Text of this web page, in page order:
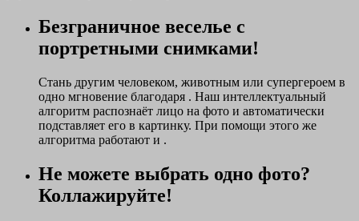
Безграничное веселье с
портретными снимками!
Стань другим человеком, животным или супергероем в
одно мгновение благодаря . Наш интеллектуальный
алгоритм распознаёт лицо на фото и автоматически
подставляет его в картинку. При помощи этого же
алгоритма работают и .
Не можете выбрать одно фото?
Коллажируйте!